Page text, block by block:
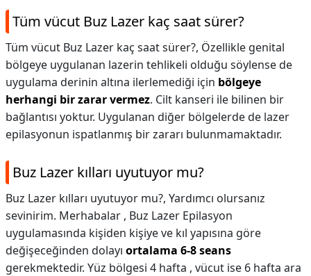
Tüm vücut Buz Lazer kaç saat sürer?
Tüm vücut Buz Lazer kaç saat sürer?, Özellikle genital
bölgeye uygulanan lazerin tehlikeli olduğu söylense de
uygulama derinin altına ilerlemediği için bölgeye
herhangi bir zarar vermez. Cilt kanseri ile bilinen bir
bağlantısı yoktur. Uygulanan diğer bölgelerde de lazer
epilasyonun ispatlanmış bir zararı bulunmamaktadır.
Buz Lazer kılları uyutuyor mu?
Buz Lazer kılları uyutuyor mu?, Yardımcı olursanız
sevinirim. Merhabalar , Buz Lazer Epilasyon
uygulamasında kişiden kişiye ve kıl yapısına göre
değişeceğinden dolayı ortalama 6-8 seans
gerekmektedir. Yüz bölgesi 4 hafta , vücut ise 6 hafta ara